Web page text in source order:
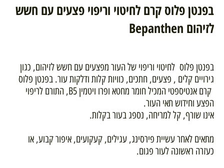
בפנטן פלוס קרם לחיטוי וריפוי פצעים עם חשש
לזיהום Bepanthen
בפנטן פלוס לחיטוי וריפוי של העור מפצעים עם חשש לזיהום, כגון
גירויים קלים , פצעים, חתכים, כוויות קלות ודלקות עור. בפנטן פלוס
קרם אנטיספטי המכיל חומר מחטא ופרו ויטמין B5, התורם לריפוי
הפצע וחידוש תאי העור.
אינו שורף, קל למריחה, נספג בעור בקלות.
מתאים לאחר עשיית פירסינג, עגילים, קעקועים, איפור קבוע, או
כעזרה ראשונה לעור פגום.